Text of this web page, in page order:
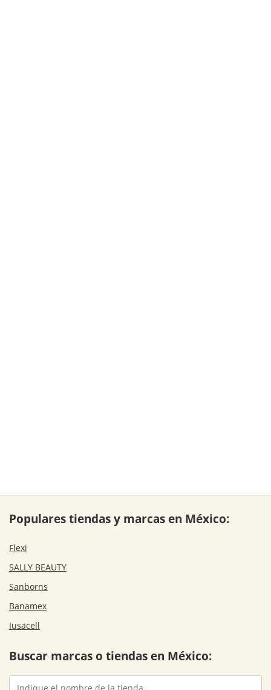
Populares tiendas y marcas en México:
Flexi
SALLY BEAUTY
Sanborns
Banamex
Iusacell
Buscar marcas o tiendas en México: